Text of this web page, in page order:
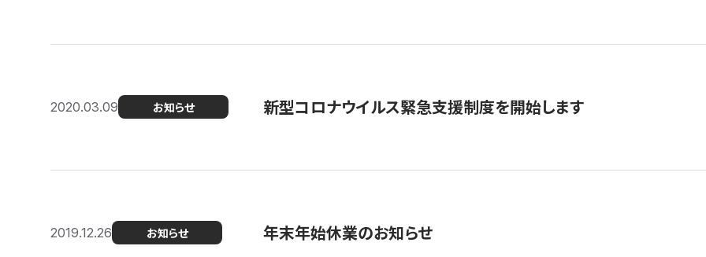
2020.03.09 お知らせ 新型コロナウイルス緊急支援制度を開始します
2019.12.26 お知らせ 年末年始休業のお知らせ